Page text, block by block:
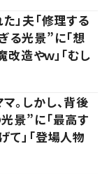
」夫「修理する
る光景”に「想
造やｗ」「むし
。しかし、背後
景”に「最高す
て」「登場人物